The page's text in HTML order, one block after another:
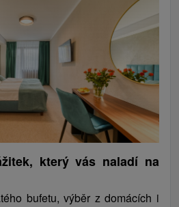
který vás naladí na
bufetu, výběr z domácích i